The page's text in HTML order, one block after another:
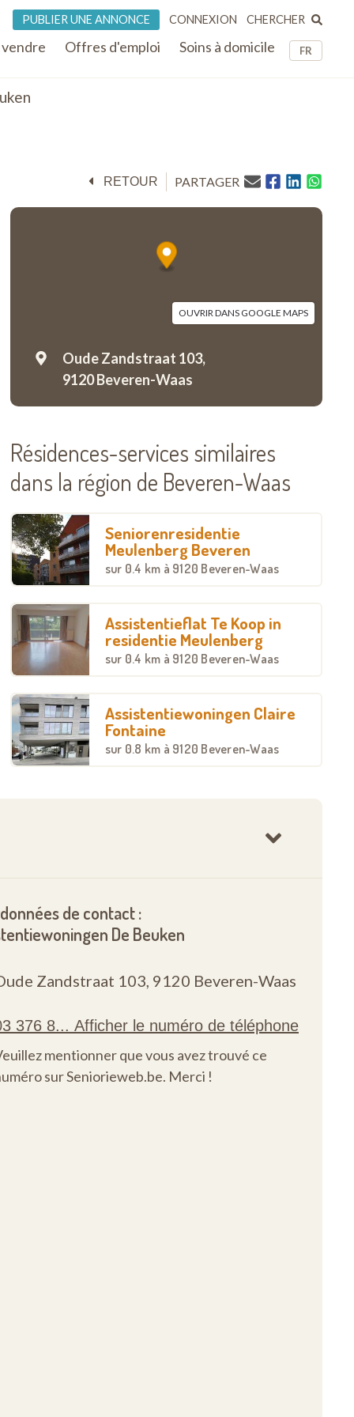
FR
Offres d'emploi Soins à domicile
PUBLIER UNE ANNONCE CONNEXION CHERCHER
RETOUR PARTAGER
OUVRIR DANS GOOGLE MAPS
Oude Zandstraat 103,
9120 Beveren-Waas
Résidences-services similaires
dans la région de Beveren-Waas
Seniorenresidentie
Meulenberg Beveren
sur 0.4 km à 9120 Beveren-Waas
Assistentieflat Te Koop in
residentie Meulenberg
sur 0.4 km à 9120 Beveren-Waas
Assistentiewoningen Claire
Fontaine
sur 0.8 km à 9120 Beveren-Waas
de contact :
De Beuken
Zandstraat 103, 9120 Beveren-Waas
mentionner que vous avez trouvé ce
sur Seniorieweb.be. Merci !